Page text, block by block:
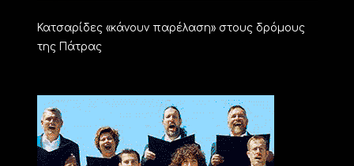
Κατσαρίδες «κάνουν παρέλαση» στους δρόμους
της Πάτρας